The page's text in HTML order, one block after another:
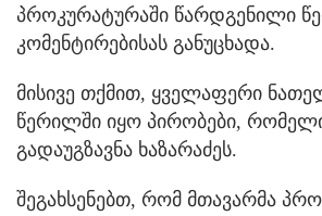
პროკურატურაში წარდგენილი
კომენტირებისას განუცხადა.
მისივე თქმით, ყველაფერი
წერილში იყო პირობები,
გადაუგზავნა ხაზარაძეს.
შეგახსენებთ, რომ მთავარმა